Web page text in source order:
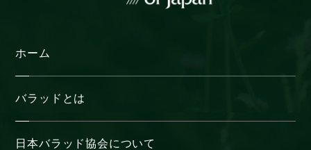
ホーム
バラッドとは
日本バラッド協会について